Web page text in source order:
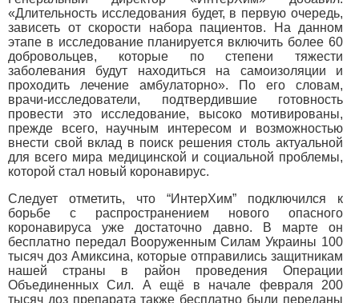
«Длительность исследования будет, в первую очередь,
зависеть от скорости набора пациентов. На данном
этапе в исследование планируется включить более 60
добровольцев, которые по степени тяжести
заболевания будут находиться на самоизоляции и
проходить лечение амбулаторно». По его словам,
врачи-исследователи, подтвердившие готовность
провести это исследование, высоко мотивированы,
прежде всего, научным интересом и возможностью
внести свой вклад в поиск решения столь актуальной
для всего мира медицинской и социальной проблемы,
которой стал новый коронавирус.
Следует отметить, что “ИнтерХим” подключился к
борьбе с распространением нового опасного
коронавируса уже достаточно давно. В марте он
бесплатно передал Вооруженным Силам Украины 100
тысяч доз Амиксина, которые отправились защитникам
нашей страны в район проведения Операции
Объединенных Сил. А ещё в начале февраля 200
тысяч доз препарата также бесплатно были переданы